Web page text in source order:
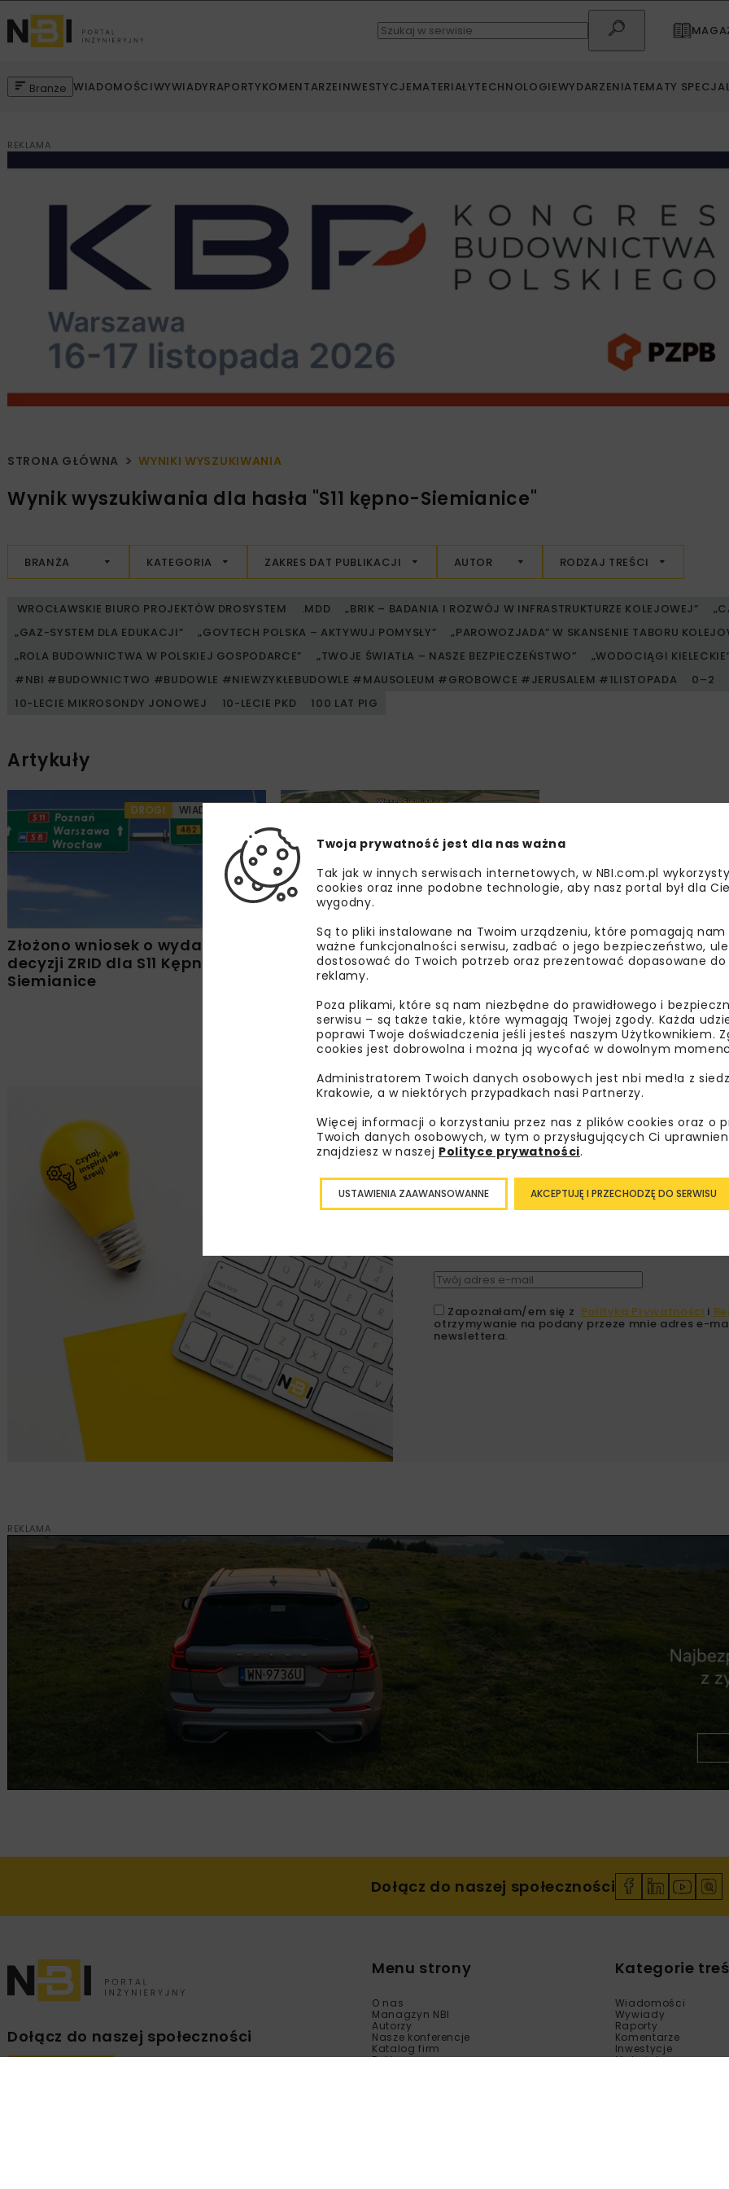
Branże WIADOMOŚCIWYWIADYRAPORTYKOMENTARZEINWESTYCJEMATERIAŁYTECHNOLOGIEWYDARZENIATEMATY
REKLAMA
STRONA GŁÓWNA WYNIKI WYSZUKIWANIA
Wynik wyszukiwania dla hasła "S11 kępno-Siemianice"
BRANŻA KATEGORIA ZAKRES DAT PUBLIKACJI AUTOR RODZAJ TREŚCI
WROCŁAWSKIE BIURO PROJEKTÓW DROSYSTEM .MDD „BRIK – BADANIA I ROZWÓJ W INFRASTRUKTURZE KOLEJOWEJ”
„GAZ-SYSTEM DLA EDUKACJI”
„GOVTECH POLSKA – AKTYWUJ POMYSŁY”
„PAROWOZJADA” W SKANSENIE TABORU
„ROLA BUDOWNICTWA W POLSKIEJ GOSPODARCE”
„TWOJE ŚWIATŁA – NASZE BEZPIECZEŃSTWO”
„WODOCIĄGI
#NBI #BUDOWNICTWO #BUDOWLE #NIEWZYKŁEBUDOWLE #MAUSOLEUM #GROBOWCE #JERUSALEM #1LISTOPADA
0–2
10-LECIE MIKROSONDY JONOWEJ
10-LECIE PKD 100 LAT PIG
Artykuły
DROGI WIADOMOŚCI
Złożono wniosek o wydanie
decyzji ZRID dla S11 Kępno –
Siemianice
Umowa na zaprojektowanie
i budowę S11 Kępno –
Siemianice
Lubisz wiedzieć więcej?
Zapisz się do newslettera aby
branżowe, zaproszenia na wydarzenia,
Zapoznałam/em się z Polityką Prywatności i
otrzymywanie na podany przeze mnie adres e-
newslettera.
REKLAMA
Dołącz do naszej społeczności
Dołącz do naszej społeczności
Menu strony
O nas
Managzyn NBI
Autorzy
Nasze konferencje
Katalog firm
Reklama
Kategorie
Wiadomości
Wywiady
Raporty
Komentarze
Inwestycje
Materiały
Twoja prywatność jest dla nas ważna
Tak jak w innych serwisach internetowych, w NBI.com.pl
cookies oraz inne podobne technologie, aby nasz portal był dla
wygodny.
Są to pliki instalowane na Twoim urządzeniu, które pomagają nam
ważne funkcjonalności serwisu, zadbać o jego bezpieczeństwo,
dostosować do Twoich potrzeb oraz prezentować dopasowane
reklamy.
Poza plikami, które są nam niezbędne do prawidłowego i
serwisu – są także takie, które wymagają Twojej zgody. Każda
poprawi Twoje doświadczenia jeśli jesteś naszym Użytkownikiem.
cookies jest dobrowolna i można ją wycofać w dowolnym
Administratorem Twoich danych osobowych jest nbi med!a z
Krakowie, a w niektórych przypadkach nasi Partnerzy.
Więcej informacji o korzystaniu przez nas z plików cookies oraz o
Twoich danych osobowych, w tym o przysługujących Ci
znajdziesz w naszej Polityce prywatności.
AKCEPTUJĘ I PRZECHODZĘ DO SERWISU
USTAWIENIA ZAAWANSOWANNE